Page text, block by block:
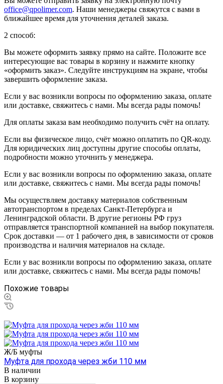
office@qpolimer.com. Наши менеджеры свяжутся с вами в
ближайшее время для уточнения деталей заказа.
2 способ:
Вы можете оформить заявку прямо на сайте. Положите все
интересующие вас товары в корзину и нажмите кнопку
«оформить заказ». Следуйте инструкциям на экране, чтобы
завершить оформление заказа.
Если у вас возникли вопросы по оформлению заказа, оплате
или доставке, свяжитесь с нами. Мы всегда рады помочь!
Для оплаты заказа вам необходимо получить счёт на оплату.
Если вы физическое лицо, счёт можно оплатить по QR-коду.
Для юридических лиц доступны другие способы оплаты,
подробности можно уточнить у менеджера.
Если у вас возникли вопросы по оформлению заказа, оплате
или доставке, свяжитесь с нами. Мы всегда рады помочь!
Мы осуществляем доставку материалов собственным
автотранспортом в пределах Санкт-Петербурга и
Ленинградской области. В другие регионы РФ груз
отправляется транспортной компанией на выбор покупателя.
Срок доставки — от 1 рабочего дня, в зависимости от сроков
производства и наличия материалов на складе.
Если у вас возникли вопросы по оформлению заказа, оплате
или доставке, свяжитесь с нами. Мы всегда рады помочь!
Похожие товары
Ж/Б муфты
Муфта для прохода через жби 110 мм
В наличии
В корзину